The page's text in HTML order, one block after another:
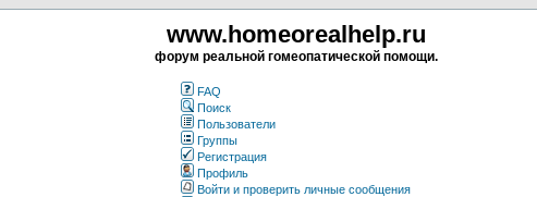
www.homeorealhelp.ru
форум реальной гомеопатической помощи.
FAQ
Поиск
Пользователи
Группы
Регистрация
Профиль
Войти и проверить личные сообщения